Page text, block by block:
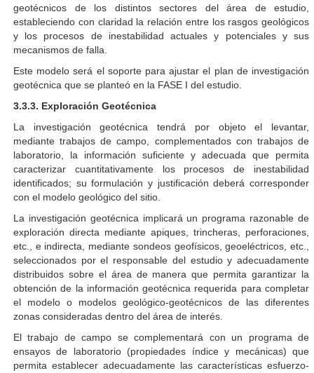
geotécnicos de los distintos sectores del área de estudio,
estableciendo con claridad la relación entre los rasgos geológicos
y los procesos de inestabilidad actuales y potenciales y sus
mecanismos de falla.
Este modelo será el soporte para ajustar el plan de investigación
geotécnica que se planteó en la FASE I del estudio.
3.3.3. Exploración Geotécnica
La investigación geotécnica tendrá por objeto el levantar,
mediante trabajos de campo, complementados con trabajos de
laboratorio, la información suficiente y adecuada que permita
caracterizar cuantitativamente los procesos de inestabilidad
identificados; su formulación y justificación deberá corresponder
con el modelo geológico del sitio.
La investigación geotécnica implicará un programa razonable de
exploración directa mediante apiques, trincheras, perforaciones,
etc., e indirecta, mediante sondeos geofísicos, geoeléctricos, etc.,
seleccionados por el responsable del estudio y adecuadamente
distribuidos sobre el área de manera que permita garantizar la
obtención de la información geotécnica requerida para completar
el modelo o modelos geológico-geotécnicos de las diferentes
zonas consideradas dentro del área de interés.
El trabajo de campo se complementará con un programa de
ensayos de laboratorio (propiedades índice y mecánicas) que
permita establecer adecuadamente las características esfuerzo-